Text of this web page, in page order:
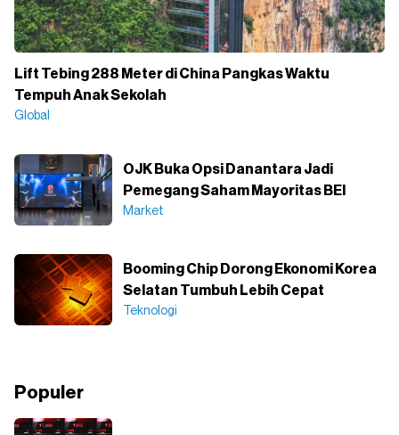
Lift Tebing 288 Meter di China Pangkas Waktu
Tempuh Anak Sekolah
Global
OJK Buka Opsi Danantara Jadi
Pemegang Saham Mayoritas BEI
Market
Booming Chip Dorong Ekonomi Korea
Selatan Tumbuh Lebih Cepat
Teknologi
Populer